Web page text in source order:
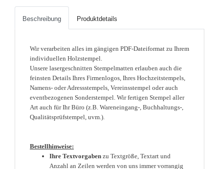
Beschreibung Produktdetails
Wir verarbeiten alles im gängigen PDF-Dateiformat zu Ihrem
individuellen Holzstempel.
Unsere lasergeschnitten Stempelmatten erlauben auch die
feinsten Details Ihres Firmenlogos, Ihres Hochzeitstempels,
Namens- oder Adressstempels, Vereinsstempel oder auch
eventbezogenen Sonderstempel. Wir fertigen Stempel aller
Art auch für Ihr Büro (z.B. Wareneingang-, Buchhaltungs-,
Qualitätsprüfstempel, uvm.).
Bestellhinweise:
Ihre Textvorgaben zu Textgröße, Textart und
Anzahl an Zeilen werden von uns immer vorrangig